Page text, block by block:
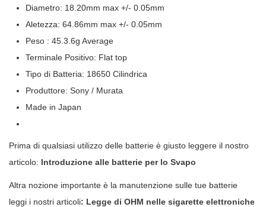
Diametro: 18.20mm max +/- 0.05mm
Aletezza: 64.86mm max +/- 0.05mm
Peso : 45.3.6g Average
Terminale Positivo: Flat top
Tipo di Batteria: 18650 Cilindrica
Produttore: Sony / Murata
Made in Japan
Prima di qualsiasi utilizzo delle batterie è giusto leggere il nostro
articolo: Introduzione alle batterie per lo Svapo
Altra nozione importante è la manutenzione sulle tue batterie
leggi i nostri articoli: Legge di OHM nelle sigarette elettroniche